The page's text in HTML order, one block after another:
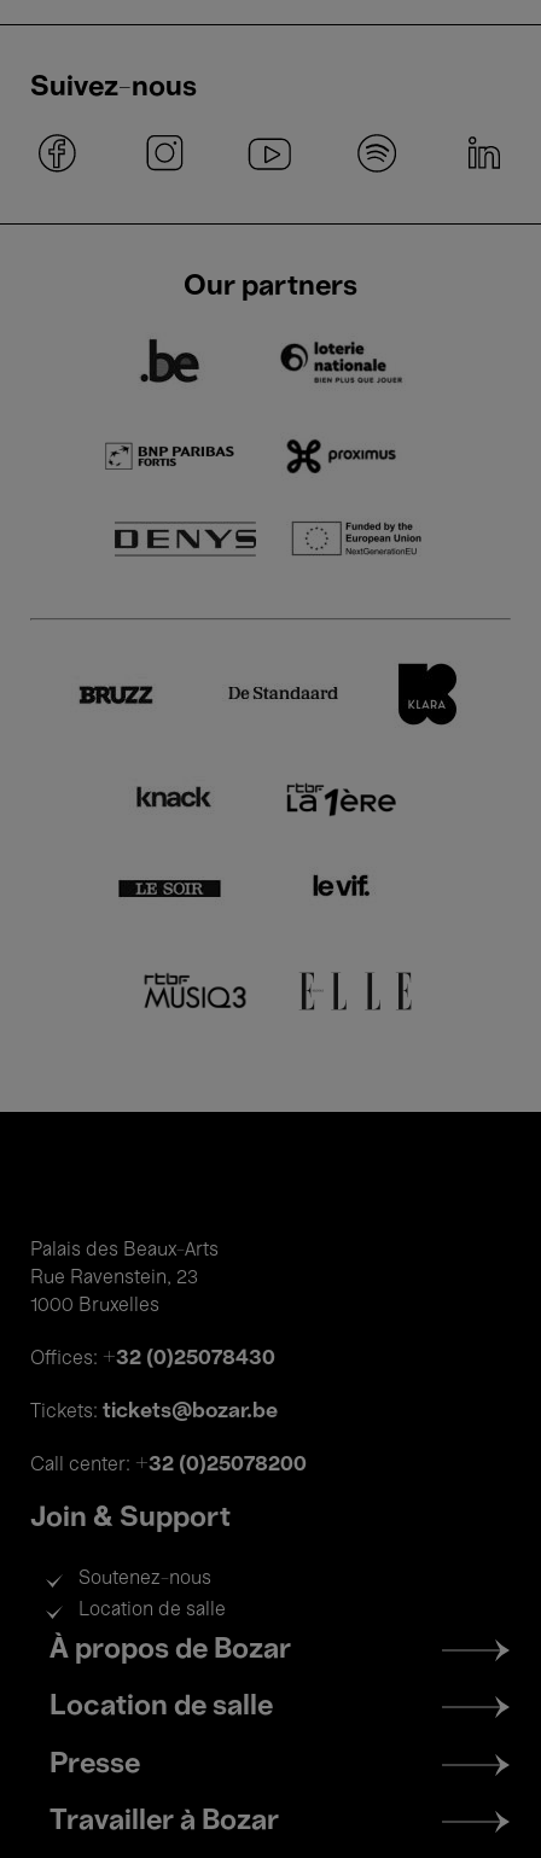
Suivez-nous
Our partners
Palais des Beaux-Arts
Rue Ravenstein, 23
1000 Bruxelles
Offices: +32 (0)25078430
Tickets: tickets@bozar.be
Call center: +32 (0)25078200
Join & Support
Soutenez-nous
Location de salle
Footer
menu
À propos de Bozar
Location de salle
Presse
Travailler à Bozar